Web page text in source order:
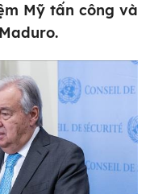
Mỹ tấn công và